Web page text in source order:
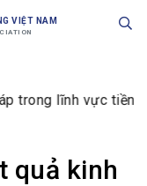
VIỆT NAM
tiền tệ và ngân
quả kinh